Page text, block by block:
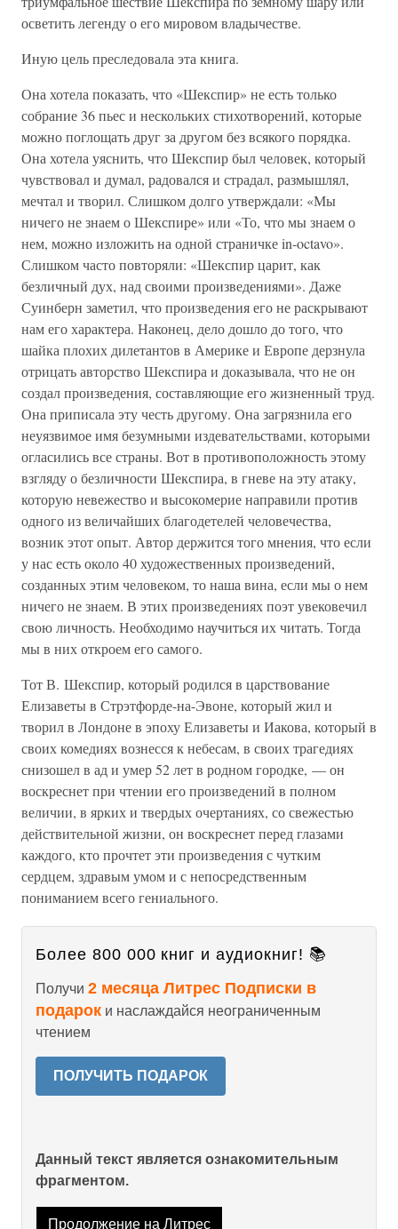
осветить легенду о его мировом владычестве.
Иную цель преследовала эта книга.
Она хотела показать, что «Шекспир» не есть только
собрание 36 пьес и нескольких стихотворений, которые
можно поглощать друг за другом без всякого порядка.
Она хотела уяснить, что Шекспир был человек, который
чувствовал и думал, радовался и страдал, размышлял,
мечтал и творил. Слишком долго утверждали: «Мы
ничего не знаем о Шекспире» или «То, что мы знаем о
нем, можно изложить на одной страничке in-octavo».
Слишком часто повторяли: «Шекспир царит, как
безличный дух, над своими произведениями». Даже
Суинберн заметил, что произведения его не раскрывают
нам его характера. Наконец, дело дошло до того, что
шайка плохих дилетантов в Америке и Европе дерзнула
отрицать авторство Шекспира и доказывала, что не он
создал произведения, составляющие его жизненный труд.
Она приписала эту честь другому. Она загрязнила его
неуязвимое имя безумными издевательствами, которыми
огласились все страны. Вот в противоположность этому
взгляду о безличности Шекспира, в гневе на эту атаку,
которую невежество и высокомерие направили против
одного из величайших благодетелей человечества,
возник этот опыт. Автор держится того мнения, что если
у нас есть около 40 художественных произведений,
созданных этим человеком, то наша вина, если мы о нем
ничего не знаем. В этих произведениях поэт увековечил
свою личность. Необходимо научиться их читать. Тогда
мы в них откроем его самого.
Тот В. Шекспир, который родился в царствование
Елизаветы в Стрэтфорде-на-Эвоне, который жил и
творил в Лондоне в эпоху Елизаветы и Иакова, который в
своих комедиях вознесся к небесам, в своих трагедиях
снизошел в ад и умер 52 лет в родном городке, — он
воскреснет при чтении его произведений в полном
величии, в ярких и твердых очертаниях, со свежестью
действительной жизни, он воскреснет перед глазами
каждого, кто прочтет эти произведения с чутким
сердцем, здравым умом и с непосредственным
пониманием всего гениального.
Более 800 000 книг и аудиокниг! 📚
Получи 2 месяца Литрес Подписки в
подарок и наслаждайся неограниченным
чтением
ПОЛУЧИТЬ ПОДАРОК
Данный текст является ознакомительным
фрагментом.
Продолжение на Литрес